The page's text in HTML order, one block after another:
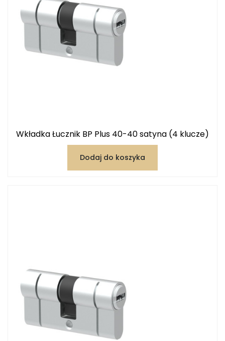
Wkładka Łucznik BP Plus 40-40 satyna (4 klucze)
Dodaj do koszyka